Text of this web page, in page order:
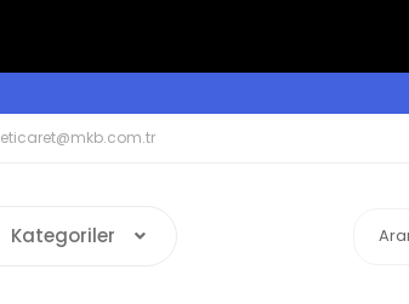
eticaret@mkb.com.tr
Kategoriler